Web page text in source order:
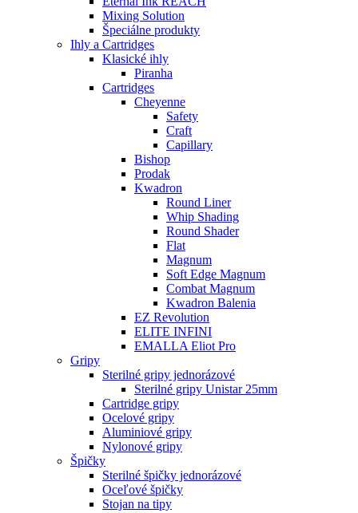
Mixing Solution
Špeciálne produkty
Ihly a Cartridges
Klasické ihly
Piranha
Cartridges
Cheyenne
Safety
Craft
Capillary
Bishop
Prodak
Kwadron
Round Liner
Whip Shading
Round Shader
Flat
Magnum
Soft Edge Magnum
Combat Magnum
Kwadron Balenia
EZ Revolution
ELITE INFINI
EMALLA Eliot Pro
Gripy
Sterilné gripy jednorázové
Sterilné gripy Unistar 25mm
Cartridge gripy
Ocelové gripy
Aluminiové gripy
Nylonové gripy
Špičky
Sterilné špičky jednorázové
Oceľové špičky
Stojan na tipy